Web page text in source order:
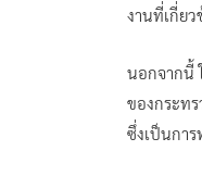
งานที่เกี่ย
นอกจากนี้
ของกระท
ซึ่งเป็นกา